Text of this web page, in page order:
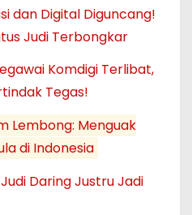
dan Digital Diguncang!
Judi Terbongkar
Komdigi Terlibat,
Tegas!
Lembong: Menguak
di Indonesia
Daring Justru Jadi